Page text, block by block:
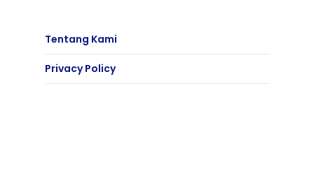
Tentang Kami
Privacy Policy